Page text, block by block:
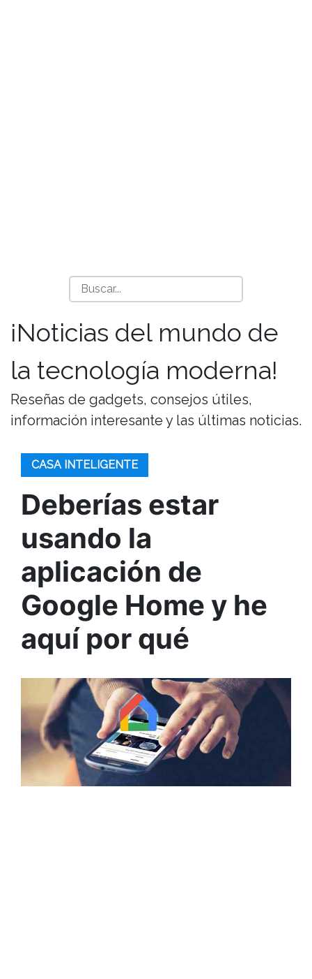
¡Noticias del mundo de
la tecnología moderna!
Reseñas de gadgets, consejos útiles,
información interesante y las últimas noticias.
CASA INTELIGENTE
Deberías estar
usando la
aplicación de
Google Home y he
aquí por qué